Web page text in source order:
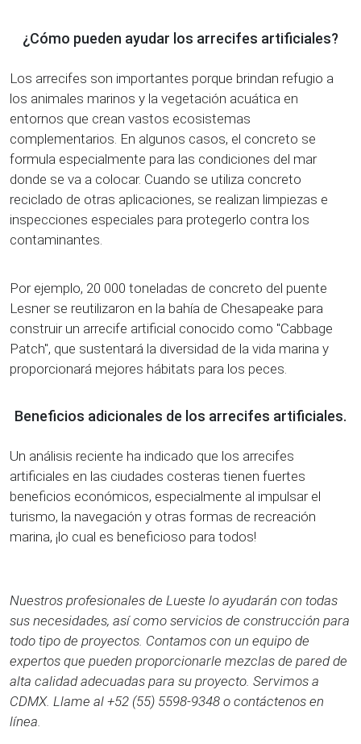
¿Cómo pueden ayudar los arrecifes artificiales?
Los arrecifes son importantes porque brindan refugio a
los animales marinos y la vegetación acuática en
entornos que crean vastos ecosistemas
complementarios. En algunos casos, el concreto se
formula especialmente para las condiciones del mar
donde se va a colocar. Cuando se utiliza concreto
reciclado de otras aplicaciones, se realizan limpiezas e
inspecciones especiales para protegerlo contra los
contaminantes.
Por ejemplo, 20 000 toneladas de concreto del puente
Lesner se reutilizaron en la bahía de Chesapeake para
construir un arrecife artificial conocido como "Cabbage
Patch", que sustentará la diversidad de la vida marina y
proporcionará mejores hábitats para los peces.
Beneficios adicionales de los arrecifes artificiales.
Un análisis reciente ha indicado que los arrecifes
artificiales en las ciudades costeras tienen fuertes
beneficios económicos, especialmente al impulsar el
turismo, la navegación y otras formas de recreación
marina, ¡lo cual es beneficioso para todos!
Nuestros profesionales de Lueste lo ayudarán con todas
sus necesidades, así como servicios de construcción para
todo tipo de proyectos. Contamos con un equipo de
expertos que pueden proporcionarle mezclas de pared de
alta calidad adecuadas para su proyecto. Servimos a
CDMX. Llame al +52 (55) 5598-9348 o contáctenos en
línea.